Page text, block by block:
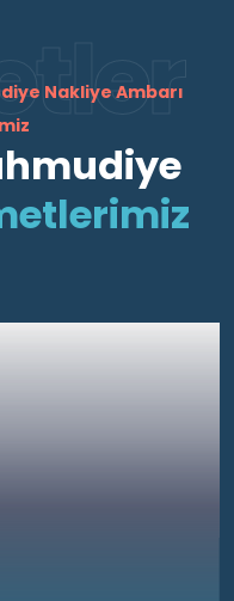
Nakliye Ambarı